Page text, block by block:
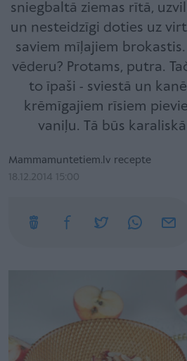
sniegbaltā ziemas rītā,
un nesteidzīgi doties uz
saviem mīļajiem
vēderu? Protams, putra.
to īpaši - sviestā un
krēmīgajiem rīsiem
vaniļu. Tā būs
Mammamuntetiem.lv recepte
18.12.2014 15:00